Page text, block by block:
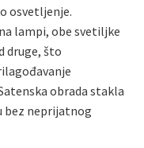
osvetljenje.
lampi, obe svetiljke
druge, što
obrada stakla
bez neprijatnog